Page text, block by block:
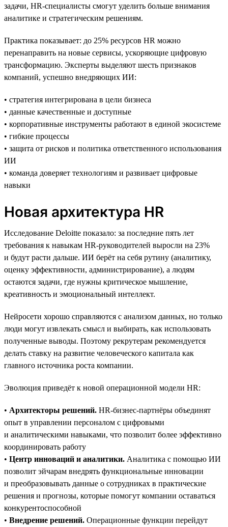
задачи, HR-специалисты смогут уделить больше внимания
аналитике и стратегическим решениям.
Практика показывает: до 25% ресурсов HR можно
перенаправить на новые сервисы, ускоряющие цифровую
трансформацию. Эксперты выделяют шесть признаков
компаний, успешно внедряющих ИИ:
• стратегия интегрирована в цели бизнеса
• данные качественные и доступные
• корпоративные инструменты работают в единой экосистеме
• гибкие процессы
• защита от рисков и политика ответственного использования
ИИ
• команда доверяет технологиям и развивает цифровые
навыки
Новая архитектура HR
Исследование Deloitte показало: за последние пять лет
требования к навыкам HR-руководителей выросли на 23%
и будут расти дальше. ИИ берёт на себя рутину (аналитику,
оценку эффективности, администрирование), а людям
остаются задачи, где нужны критическое мышление,
креативность и эмоциональный интеллект.
Нейросети хорошо справляются с анализом данных, но только
люди могут извлекать смысл и выбирать, как использовать
полученные выводы. Поэтому рекрутерам рекомендуется
делать ставку на развитие человеческого капитала как
главного источника роста компании.
Эволюция приведёт к новой операционной модели HR:
• Архитекторы решений. HR-бизнес-партнёры объединят
опыт в управлении персоналом с цифровыми
и аналитическими навыками, что позволит более эффективно
координировать работу
• Центр инноваций и аналитики. Аналитика с помощью ИИ
позволит эйчарам внедрять функциональные инновации
и преобразовывать данные о сотрудниках в практические
решения и прогнозы, которые помогут компании оставаться
конкурентоспособной
• Внедрение решений. Операционные функции перейдут